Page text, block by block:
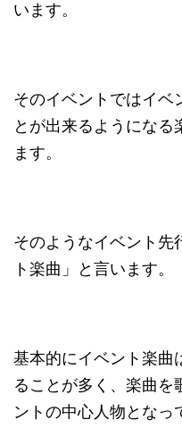
います。
そのイベントではイベ
とが出来るようになる
ます。
そのようなイベント先
ト楽曲」と言います。
基本的にイベント楽曲
ることが多く、楽曲を
ントの中心人物となっ